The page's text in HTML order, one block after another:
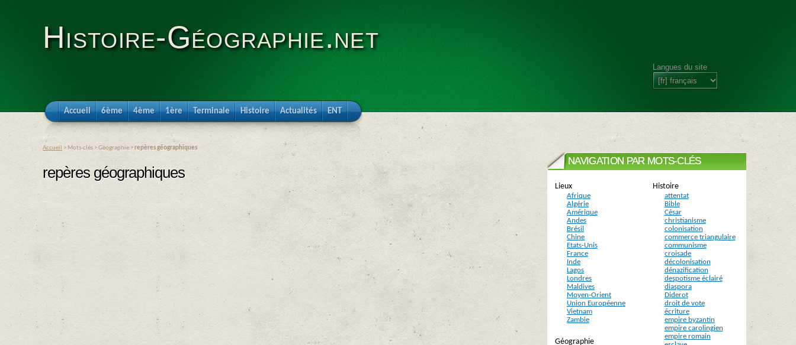
Histoire-Géographie.net
Langues du site
Accueil 6ème 4ème 1ère Terminale Histoire Actualités ENT
Accueil > Mots-clés > Géographie >repères géographiques
repères géographiques
NAVIGATION PAR MOTS-CLÉS
Lieux
Afrique
Algérie
Amérique
Andes
Brésil
Chine
Etats-Unis
France
Inde
Lagos
Londres
Maldives
Moyen-Orient
Union Européenne
Vietnam
Zambie
Histoire
attentat
Bible
César
christianisme
colonisation
commerce triangulaire
communisme
croisade
décolonisation
dénazification
despotisme éclairé
diaspora
Diderot
droit de vote
écriture
empire byzantin
empire carolingien
empire romain
Géographie